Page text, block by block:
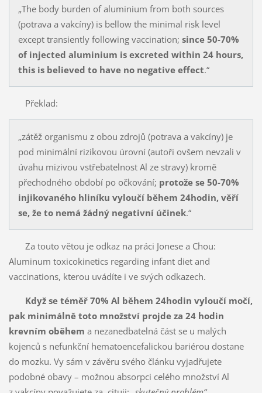
„The body burden of aluminium from both sources
(potrava a vakcíny) is bellow the minimal risk level
except transiently following vaccination; since 50-70%
of injected aluminium is excreted within 24 hours,
this is believed to have no negative effect.“
Překlad:
„zátěž organismu z obou zdrojů (potrava a vakcíny) je
pod minimální rizikovou úrovní (autoři ovšem nevzali v
úvahu mizivou vstřebatelnost Al ze stravy) kromě
přechodného období po očkování; protože se 50-70%
injikovaného hliníku vyloučí během 24hodin, věří
se, že to nemá žádný negativní účinek.“
Za touto větou je odkaz na práci Jonese a Chou:
Aluminum toxicokinetics regarding infant diet and
vaccinations, kterou uvádíte i ve svých odkazech.
Když se téměř 70% Al během 24hodin vyloučí močí,
pak minimálně toto množství projde za 24 hodin
krevním oběhem a nezanedbatelná část se u malých
kojenců s nefunkční hematoencefalickou bariérou dostane
do mozku. Vy sám v závěru svého článku vyjadřujete
podobné obavy – možnou absorpci celého množství Al